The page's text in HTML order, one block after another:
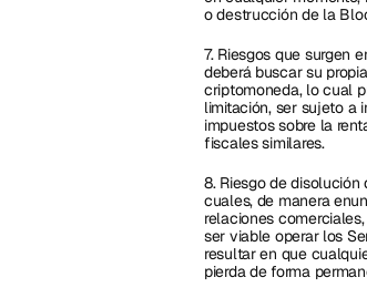
o destrucción de la
7. Riesgos que surgen
deberá buscar su
criptomoneda, lo cual
limitación, ser sujeto a
impuestos sobre la
fiscales similares.
8. Riesgo de
cuales, de manera
relaciones
ser viable operar los
resultar en que
pierda de forma